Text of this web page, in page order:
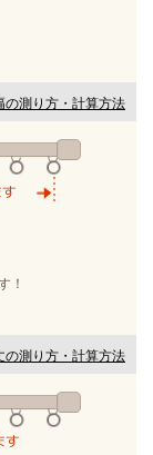
の測り方・計算方法
！
の測り方・計算方法